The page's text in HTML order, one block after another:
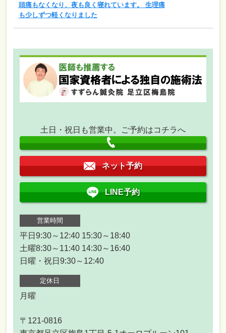
頭痛もなくなり、夜も良く寝れています。 生理痛
も少しずつ軽くなりました
土日・祝日も営業中。ご予約はコチラへ
ネット予約
LINE予約
営業時間
平日9:30～12:40 15:30～18:40
土曜8:30～11:40 14:30～16:40
日曜・祝日9:30～12:40
定休日
月曜
〒121-0816